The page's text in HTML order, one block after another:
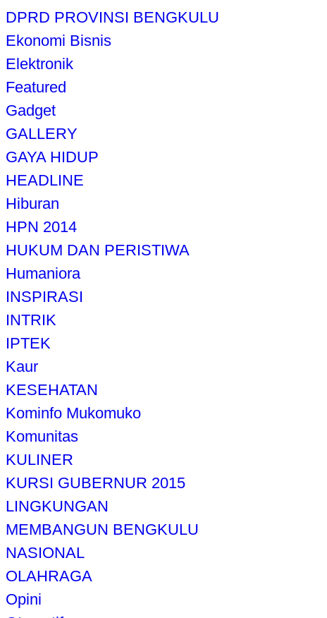
DPRD PROVINSI BENGKULU
Ekonomi Bisnis
Elektronik
Featured
Gadget
GALLERY
GAYA HIDUP
HEADLINE
Hiburan
HPN 2014
HUKUM DAN PERISTIWA
Humaniora
INSPIRASI
INTRIK
IPTEK
Kaur
KESEHATAN
Kominfo Mukomuko
Komunitas
KULINER
KURSI GUBERNUR 2015
LINGKUNGAN
MEMBANGUN BENGKULU
NASIONAL
OLAHRAGA
Opini